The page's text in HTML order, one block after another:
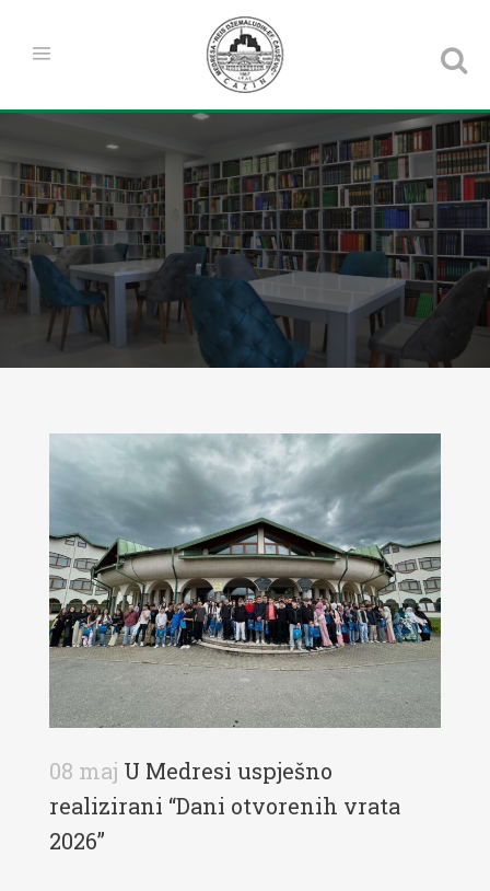
08 maj U Medresi uspješno
realizirani “Dani otvorenih vrata
2026”